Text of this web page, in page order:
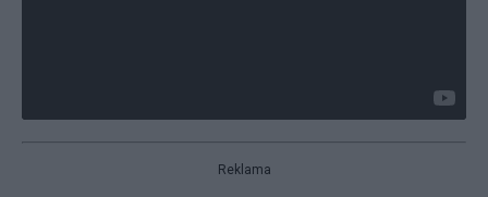
Reklama